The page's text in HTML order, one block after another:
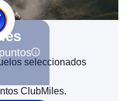
seleccionados
ClubMiles.